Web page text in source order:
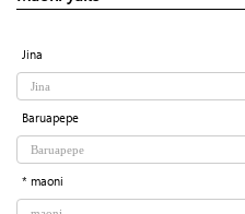
Jina
Baruapepe
* maoni